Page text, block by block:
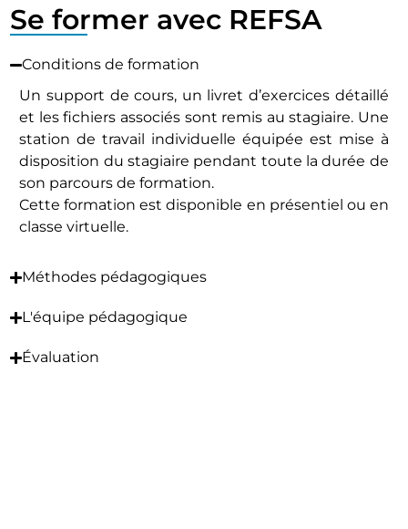
Se former avec REFSA
Conditions de formation
Un support de cours, un livret d’exercices détaillé
et les fichiers associés sont remis au stagiaire. Une
station de travail individuelle équipée est mise à
disposition du stagiaire pendant toute la durée de
son parcours de formation.
Cette formation est disponible en présentiel ou en
classe virtuelle.
Méthodes pédagogiques
L'équipe pédagogique
Évaluation